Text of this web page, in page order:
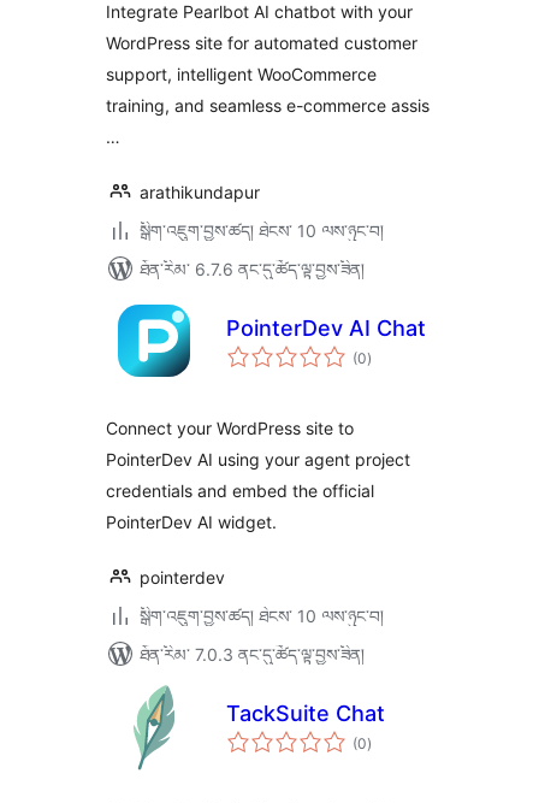
Integrate Pearlbot AI chatbot with your
WordPress site for automated customer
support, intelligent WooCommerce
training, and seamless e-commerce assis
…
arathikundapur
སྒྲིག་འཇུག་བྱས་ཚད། ཐེངས་ 10 ལས་ཉུང་བ།
ཐོན་རིམ་ 6.7.6 ནང་དུ་ཚོད་ལྟ་བྱས་ཟིན།
PointerDev AI Chat
(0གདེང་
འཇོག་
)
Connect your WordPress site to
PointerDev AI using your agent project
credentials and embed the official
PointerDev AI widget.
pointerdev
སྒྲིག་འཇུག་བྱས་ཚད། ཐེངས་ 10 ལས་ཉུང་བ།
ཐོན་རིམ་ 7.0.3 ནང་དུ་ཚོད་ལྟ་བྱས་ཟིན།
TackSuite Chat
(0གདེང་
འཇོག་
)